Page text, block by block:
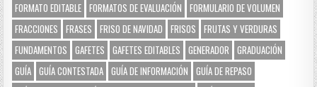
FORMATO EDITABLE FORMATOS DE EVALUACIÓN
FORMULARIO DE VOLUMEN
FRACCIONES
FRASES FRISO DE NAVIDAD FRISOS
FRUTAS Y VERDURAS
FUNDAMENTOS
GAFETES GAFETES EDITABLES GENERADOR
GRADUACIÓN
GUÍA GUÍA CONTESTADA GUÍA DE INFORMACIÓN
GUÍA DE REPASO